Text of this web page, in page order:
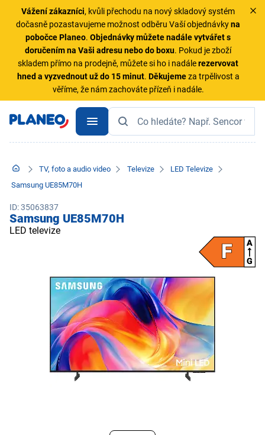
Vážení zákazníci, kvůli přechodu na nový skladový systém
dočasně pozastavujeme možnost odběru Vaší objednávkyna
pobočce Planeo.Objednávky můžete nadále vytvářet s
doručením na Vaši adresu nebo do boxu. Pokud je zboží
skladem přímo na prodejně, můžete si ho i nadálerezervovat
hned a vyzvednout už do 15 minut. Děkujemeza trpělivost a
věříme, že nám zachováte přízeň i nadále.
TV, foto a audio video Televize
LED Televize
Samsung UE85M70H
ID: 35063837
Samsung UE85M70H
LED televize